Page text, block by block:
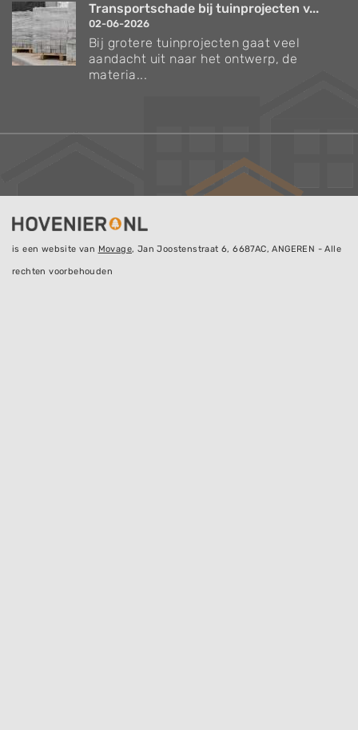
Transportschade bij tuinprojecten v...
02-06-2026
Bij grotere tuinprojecten gaat veel
aandacht uit naar het ontwerp, de
materia...
is een website van Movage, Jan Joostenstraat 6, 6687AC, ANGEREN - Alle
rechten voorbehouden